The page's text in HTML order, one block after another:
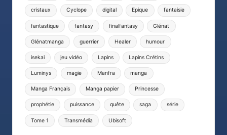
cristaux Cyclope digital Epique fantaisie
fantastique fantasy finalfantasy Glénat
Glénatmanga guerrier Healer humour
isekai jeu vidéo Lapins Lapins Crétins
Luminys magie Manfra manga
Manga Français Manga papier Princesse
prophétie puissance quête saga série
Tome 1 Transmédia Ubisoft